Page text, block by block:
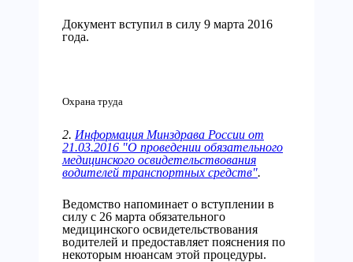
Документ вступил в силу 9 марта 2016
года.
Охрана труда
2. Информация Минздрава России от
21.03.2016 "О проведении обязательного
медицинского освидетельствования
водителей транспортных средств".
Ведомство напоминает о вступлении в
силу с 26 марта обязательного
медицинского освидетельствования
водителей и предоставляет пояснения по
некоторым нюансам этой процедуры.